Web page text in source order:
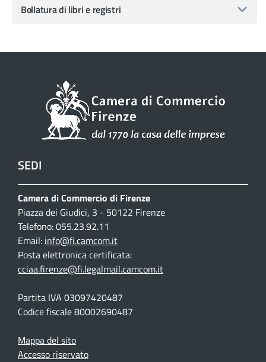
Bollatura di libri e registri
SEDI
Camera di Commercio di Firenze
Piazza dei Giudici, 3 - 50122 Firenze
Telefono: 055.23.92.11
Email: info@fi.camcom.it
Posta elettronica certificata:
cciaa.firenze@fi.legalmail.camcom.it
Partita IVA 03097420487
Codice fiscale 80002690487
Mappa del sito
Accesso riservato